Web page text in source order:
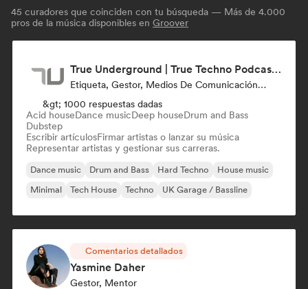
45 curadores que coinciden con tu búsqueda — Más de 4.000
pros de la música disponibles en Groover
True Underground | True Techno Podcast | ONE
Etiqueta, Gestor, Medios De Comunicación/Periodista
&gt; 1000 respuestas dadas
Acid houseDance musicDeep houseDrum and Bass
Dubstep
Escribir artículosFirmar artistas o lanzar su música
Representar artistas y gestionar sus carreras.
Dance music Drum and Bass Hard Techno
House music
Minimal
Tech House Techno UK Garage / Bassline
Comentarios detallados
Yasmine Daher
Gestor, Mentor